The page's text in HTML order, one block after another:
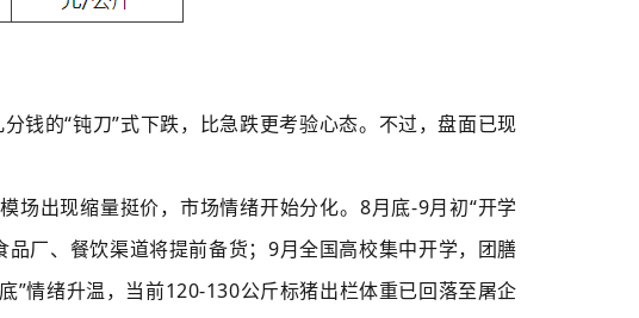
钱的“钝刀”式下跌，比急跌更考验心态。不过，盘面已现
场出现缩量挺价，市场情绪开始分化。8月底-9月初“开学
厂、餐饮渠道将提前备货；9月全国高校集中开学，团膳
”情绪升温，当前120-130公斤标猪出栏体重已回落至屠企